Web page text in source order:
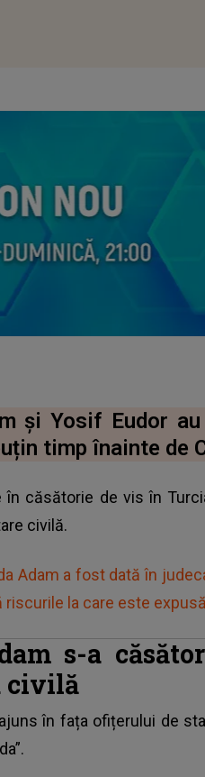
și Yosif Eudor
timp înainte de
în căsătorie de vis în
civilă.
Adam a fost dată în
riscurile la care este expusă
s-a
civilă
în fața ofițerului de